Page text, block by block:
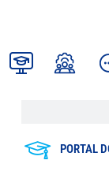
PORTAL